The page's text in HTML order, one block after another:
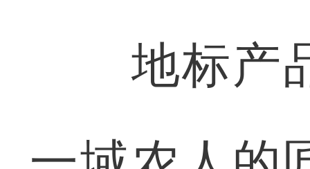
地标产品